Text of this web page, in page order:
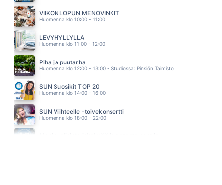
MARISKA
08.38
VIIKONLOPUN MENOVINKIT
Huomenna klo 10:00 - 11:00
LEVYHYLLYLLÄ
Huomenna klo 11:00 - 12:00
Piha ja puutarha
Huomenna klo 12:00 - 13:00 - Studiossa: Pinsiön Taimisto
SUN Suosikit TOP 20
Huomenna klo 14:00 - 16:00
SUN Viihteelle -toivekonsertti
Huomenna klo 18:00 - 22:00